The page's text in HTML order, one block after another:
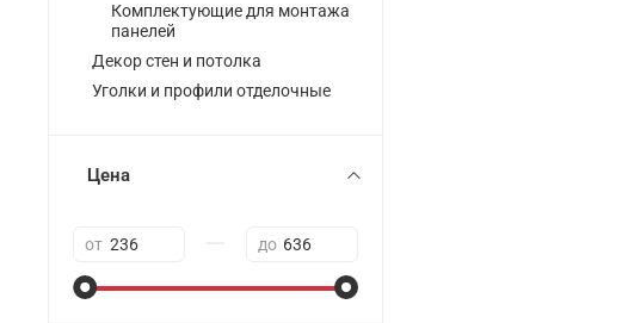
Комплектующие для монтажа
панелей
Декор стен и потолка
Уголки и профили отделочные
Цена
от до